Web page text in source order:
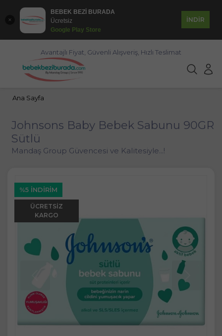
BEBEK BEZİ BURADA
Ücretsiz
Google Play Store
İNDİR
Avantajlı Fiyat, Güvenli Alışveriş, Hızlı Teslimat
Ana Sayfa
Johnsons Baby Bebek Sabunu 90GR
Sütlü
Mandaş Group Güvencesi ve Kalitesiyle...!
%5 İNDIRIM
ÜCRETSIZ
KARGO